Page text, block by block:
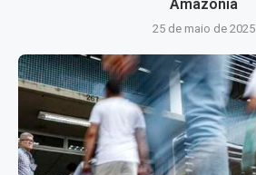
Amazônia
25 de maio de 2025